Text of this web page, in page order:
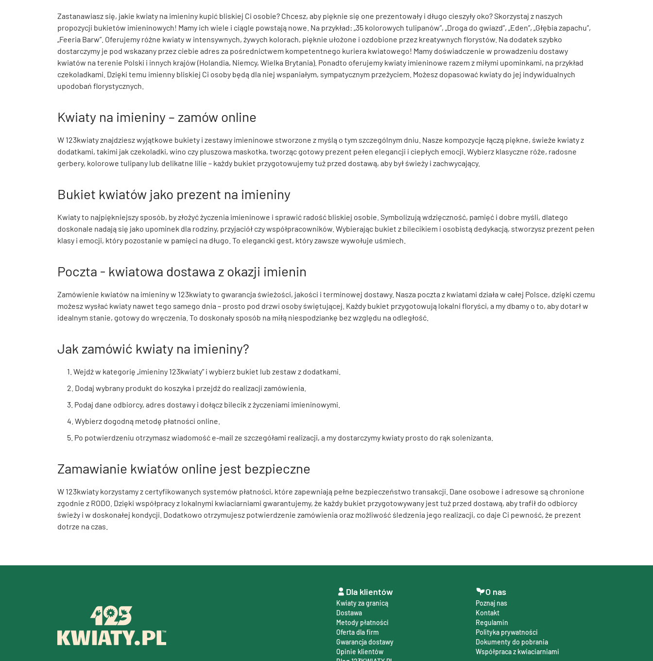
Zastanawiasz się, jakie kwiaty na imieniny kupić bliskiej Ci osobie? Chcesz, aby pięknie się one prezentowały i długo cieszyły oko? Skorzystaj z naszych
propozycji bukietów imieninowych! Mamy ich wiele i ciągle powstają nowe. Na przykład: „35 kolorowych tulipanów”, „Droga do gwiazd”, „Eden”, „Głębia zapachu”,
„Feeria Barw”. Oferujemy różne kwiaty w intensywnych, żywych kolorach, pięknie ułożone i ozdobione przez kreatywnych florystów. Na dodatek szybko
dostarczymy je pod wskazany przez ciebie adres za pośrednictwem kompetentnego kuriera kwiatowego! Mamy doświadczenie w prowadzeniu dostawy
kwiatów na terenie Polski i innych krajów (Holandia, Niemcy, Wielka Brytania). Ponadto oferujemy kwiaty imieninowe razem z miłymi upominkami, na przykład
czekoladkami. Dzięki temu imienny bliskiej Ci osoby będą dla niej wspaniałym, sympatycznym przeżyciem. Możesz dopasować kwiaty do jej indywidualnych
upodobań florystycznych.
Kwiaty na imieniny – zamów online
W 123kwiaty znajdziesz wyjątkowe bukiety i zestawy imieninowe stworzone z myślą o tym szczególnym dniu. Nasze kompozycje łączą piękne, świeże kwiaty z
dodatkami, takimi jak czekoladki, wino czy pluszowa maskotka, tworząc gotowy prezent pełen elegancji i ciepłych emocji. Wybierz klasyczne róże, radosne
gerbery, kolorowe tulipany lub delikatne lilie – każdy bukiet przygotowujemy tuż przed dostawą, aby był świeży i zachwycający.
Bukiet kwiatów jako prezent na imieniny
Kwiaty to najpiękniejszy sposób, by złożyć życzenia imieninowe i sprawić radość bliskiej osobie. Symbolizują wdzięczność, pamięć i dobre myśli, dlatego
doskonale nadają się jako upominek dla rodziny, przyjaciół czy współpracowników. Wybierając bukiet z bilecikiem i osobistą dedykacją, stworzysz prezent pełen
klasy i emocji, który pozostanie w pamięci na długo. To elegancki gest, który zawsze wywołuje uśmiech.
Poczta - kwiatowa dostawa z okazji imienin
Zamówienie kwiatów na imieniny w 123kwiaty to gwarancja świeżości, jakości i terminowej dostawy. Nasza poczta z kwiatami działa w całej Polsce, dzięki czemu
możesz wysłać kwiaty nawet tego samego dnia – prosto pod drzwi osoby świętującej. Każdy bukiet przygotowują lokalni floryści, a my dbamy o to, aby dotarł w
idealnym stanie, gotowy do wręczenia. To doskonały sposób na miłą niespodziankę bez względu na odległość.
Jak zamówić kwiaty na imieniny?
1. Wejdź w kategorię „imieniny 123kwiaty” i wybierz bukiet lub zestaw z dodatkami.
2. Dodaj wybrany produkt do koszyka i przejdź do realizacji zamówienia.
3. Podaj dane odbiorcy, adres dostawy i dołącz bilecik z życzeniami imieninowymi.
4. Wybierz dogodną metodę płatności online.
5. Po potwierdzeniu otrzymasz wiadomość e-mail ze szczegółami realizacji, a my dostarczymy kwiaty prosto do rąk solenizanta.
Zamawianie kwiatów online jest bezpieczne
W 123kwiaty korzystamy z certyfikowanych systemów płatności, które zapewniają pełne bezpieczeństwo transakcji. Dane osobowe i adresowe są chronione
zgodnie z RODO. Dzięki współpracy z lokalnymi kwiaciarniami gwarantujemy, że każdy bukiet przygotowywany jest tuż przed dostawą, aby trafił do odbiorcy
świeży i w doskonałej kondycji. Dodatkowo otrzymujesz potwierdzenie zamówienia oraz możliwość śledzenia jego realizacji, co daje Ci pewność, że prezent
dotrze na czas.
Dla klientów
Kwiaty za granicą
Dostawa
Metody płatności
Oferta dla firm
Gwarancja dostawy
Opinie klientów
O nas
Poznaj nas
Kontakt
Regulamin
Polityka prywatności
Dokumenty do pobrania
Współpraca z kwiaciarniami